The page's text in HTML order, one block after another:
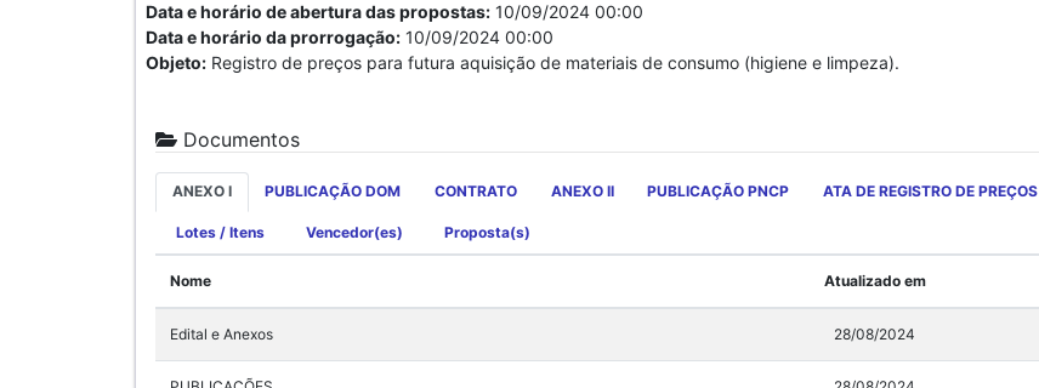
Data e horário de abertura das propostas: 10/09/2024 00:00
Data e horário da prorrogação: 10/09/2024 00:00
Objeto: Registro de preços para futura aquisição de materiais de consumo (higiene e limpeza).
Documentos
ANEXO I PUBLICAÇÃO DOM CONTRATO ANEXO II PUBLICAÇÃO PNCP ATA DE REGISTRO DE PREÇOS
Lotes / Itens Vencedor(es) Proposta(s)
Nome Atualizado em
Edital e Anexos 28/08/2024